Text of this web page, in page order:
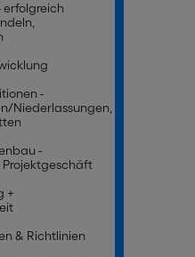
erfolgreich
-
Niederlassungen,
-
+
& Richtlinien